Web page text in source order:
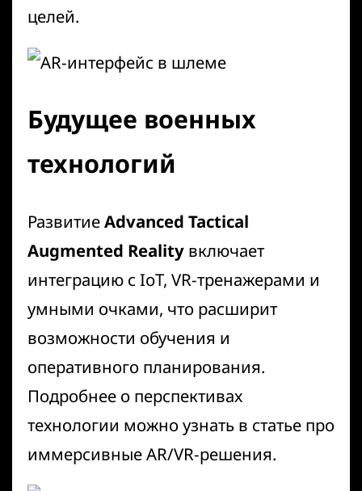
целей.
Будущее военных
технологий
РазвитиеAdvanced Tactical
Augmented Reality включает
интеграцию с IoT, VR-тренажерами и
умными очками, что расширит
возможности обучения и
оперативного планирования.
Подробнее о перспективах
технологии можно узнать в статье про
иммерсивные AR/VR-решения.